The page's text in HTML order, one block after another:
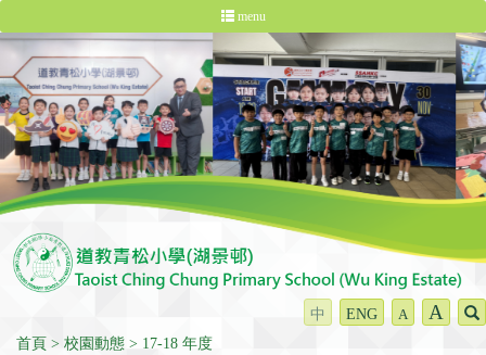
menu
中 ENG A A
首頁 校園動態 17-18 年度